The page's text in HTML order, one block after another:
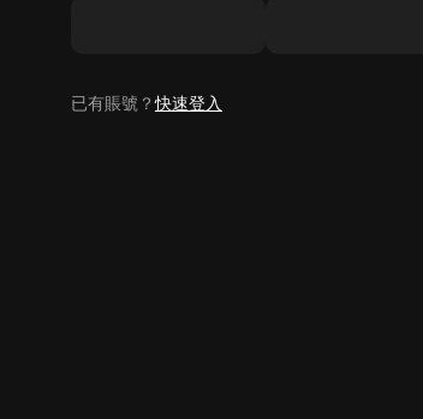
已有賬號？快速登入